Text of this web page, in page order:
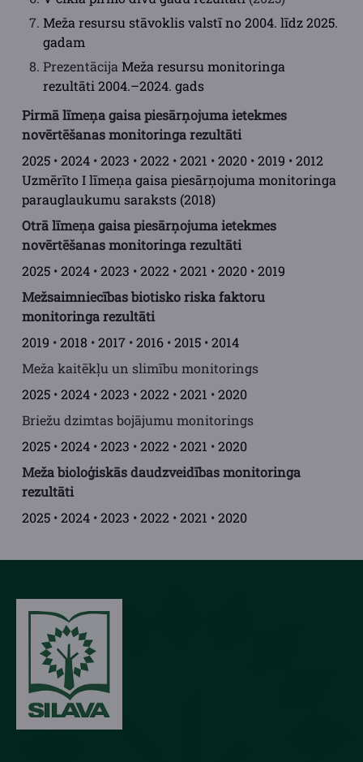
Meža resursu stāvoklis valstī no 2004. līdz 2025.
gadam
Prezentācija Meža resursu monitoringa
rezultāti 2004.–2024. gads
Pirmā līmeņa gaisa piesārņojuma ietekmes
novērtēšanas monitoringa rezultāti
2025 •2024 •2023 •2022 •2021 •2020 •2019 •2012
Uzmērīto I līmeņa gaisa piesārņojuma monitoringa
parauglaukumu saraksts (2018)
Otrā līmeņa gaisa piesārņojuma ietekmes
novērtēšanas monitoringa rezultāti
2025 •2024 •2023 •2022 •2021 •2020 •2019
Mežsaimniecības biotisko riska faktoru
monitoringa rezultāti
2019 •2018 •2017 •2016 •2015 •2014
Meža kaitēkļu un slimību monitorings
2025 •2024 •2023 •2022 •2021 •2020
Briežu dzimtas bojājumu monitorings
2025 •2024 •2023 •2022 •2021 •2020
Meža bioloģiskās daudzveidības monitoringa
rezultāti
2025 •2024 •2023 •2022 •2021 •2020